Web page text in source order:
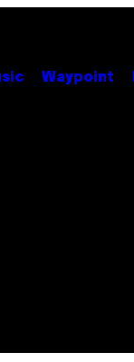
Waypoint